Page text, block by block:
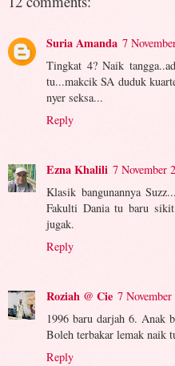
Suria Amanda 7
Tingkat 4? Naik
tu...makcik SA duduk
nyer seksa...
Reply
Ezna Khalili 7 November
Klasik bangunannya
Fakulti Dania tu baru
jugak.
Reply
Roziah @ Cie 7
1996 baru darjah 6. Anak
Boleh terbakar lemak naik
Reply